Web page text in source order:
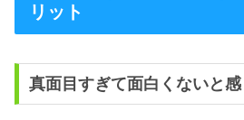
リット
真面目すぎて面白くないと